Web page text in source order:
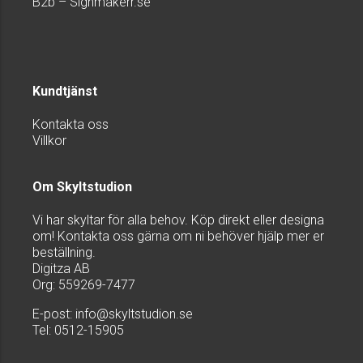
Kundtjänst
Kontakta oss
Villkor
Om Skyltstudion
Vi har skyltar för alla behov. Köp direkt eller designa
om! Kontakta oss gärna om ni behöver hjälp mer er
beställning.
Digitza AB
Org: 559269-7477
E-post: info@skyltstudion.se
Tel: 0512-15905